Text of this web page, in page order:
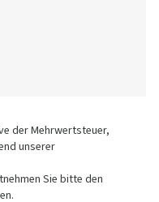
der Mehrwertsteuer,
unserer
Sie bitte den